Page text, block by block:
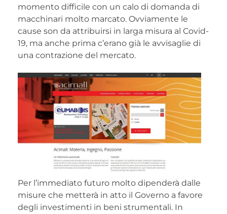
momento difficile con un calo di domanda di
macchinari molto marcato. Ovviamente le
cause son da attribuirsi in larga misura al Covid-
19, ma anche prima c’erano già le avvisaglie di
una contrazione del mercato.
Per l’immediato futuro molto dipenderà dalle
misure che metterà in atto il Governo a favore
degli investimenti in beni strumentali. In